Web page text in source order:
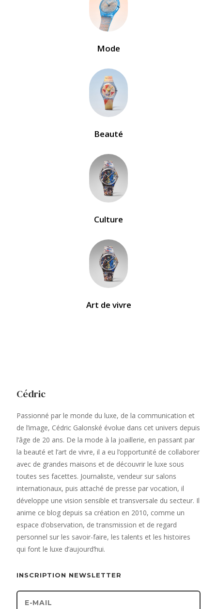
Mode
Beauté
Culture
Art de vivre
Cédric
Passionné par le monde du luxe, de la communication et
de l’image, Cédric Galonské évolue dans cet univers depuis
l’âge de 20 ans. De la mode à la joaillerie, en passant par
la beauté et l’art de vivre, il a eu l’opportunité de collaborer
avec de grandes maisons et de découvrir le luxe sous
toutes ses facettes. Journaliste, vendeur sur salons
internationaux, puis attaché de presse par vocation, il
développe une vision sensible et transversale du secteur. Il
anime ce blog depuis sa création en 2010, comme un
espace d’observation, de transmission et de regard
personnel sur les savoir-faire, les talents et les histoires
qui font le luxe d’aujourd’hui.
INSCRIPTION NEWSLETTER